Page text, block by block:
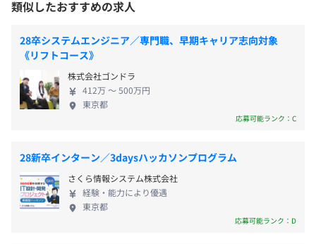
思います。
経験の方でも安心して参画いただけます。
困ったことがあれば随時相談できる環境ですので、安心し
てキャッチアップいただければと思います。
Zabbix
社内検定等の制度の有無及びその内容
なし
前年度の月平均所定外労働時間の実績
医療費の削減など医療体系の変革が急務となってい
ます。 一般ユーザー（患者）向けに提供する調剤薬
局の検索・予約サイト／アプリ『EPARKくすりの窓
処方薬受け取り予約機能やPHR（Personal Health
Record）管理機能等を有し、利便性と患者の健康管
理に役立つサービスを提供しています。限りある医療
保障を維持するには、今後「未病」（発病には至ら
ないものの健康な状態から離れつつある状態）への
対応が重要性を増していくものとみられます。当社
は、病気を未然に防ぎ疾病の重症化を防ぐ「未病」
対策を医療機関等が進めていくうえでも、その機能
類似したおすすめの求人
28卒システムエンジニア／専門職、早期キャリア志向対象
《リフトコース》
株式会社ゴンドラ
412万 〜 500万円
東京都
応募可能ランク：C
28新卒インターン／3daysハッカソンプログラム
さくら情報システム株式会社
経験・能力により優遇
東京都
応募可能ランク：D